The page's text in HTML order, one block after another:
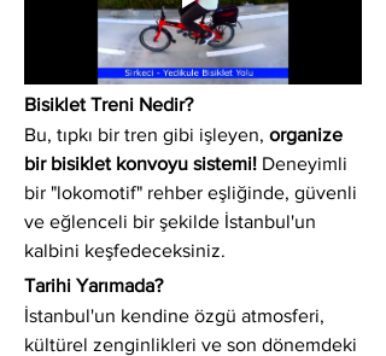
Bisiklet Treni Nedir?
Bu, tıpkı bir tren gibi işleyen, organize
bir bisiklet konvoyu sistemi! Deneyimli
bir "lokomotif" rehber eşliğinde, güvenli
ve eğlenceli bir şekilde İstanbul'un
kalbini keşfedeceksiniz.
Tarihi Yarımada?
İstanbul'un kendine özgü atmosferi,
kültürel zenginlikleri ve son dönemdeki